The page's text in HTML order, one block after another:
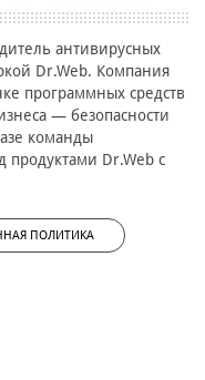
антивирусных
Dr.Web. Компания
программных средств
— безопасности
команды
продуктами Dr.Web с
ПОЛИТИКА